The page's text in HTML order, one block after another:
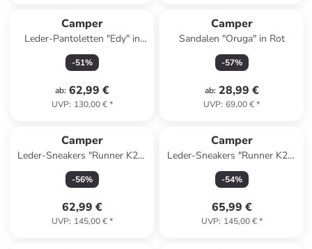
Camper
Leder-Pantoletten "Edy" in
Hellbraun
-51%
ab: 62,99 €
UVP: 130,00 €*
Camper
Sandalen "Oruga" in Rot
-57%
ab: 28,99 €
UVP: 69,00 €*
Camper
Leder-Sneakers "Runner K21"
in Schwarz
-56%
62,99 €
UVP: 145,00 €*
Camper
Leder-Sneakers "Runner K21"
in Hellbraun
-54%
65,99 €
UVP: 145,00 €*